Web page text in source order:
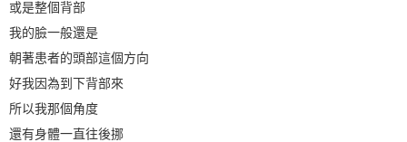
或是整個背部
我的臉一般還是
朝著患者的頭部這個方向
好我因為到下背部來
所以我那個角度
還有身體一直往後挪